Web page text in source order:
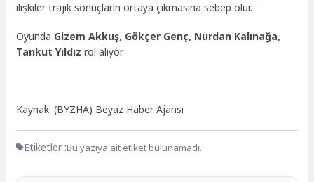
ilişkiler trajik sonuçların ortaya çıkmasına sebep olur.
Oyunda Gizem Akkuş, Gökçer Genç, Nurdan Kalınağa,
Tankut Yıldız rol alıyor.
Kaynak: (BYZHA) Beyaz Haber Ajansı
Etiketler :Bu yazıya ait etiket bulunamadı.